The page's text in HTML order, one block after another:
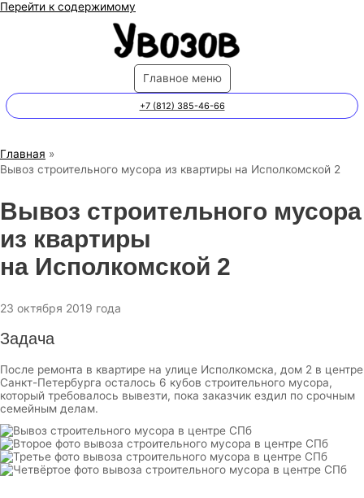
Перейти к содержимому
Главное меню
+7 (812) 385-46-66
Главная
Вывоз строительного мусора из квартиры на Исполкомской 2
Вывоз строительного мусора
из квартиры
на Исполкомской 2
23 октября 2019 года
Задача
После ремонта в квартире на улице Исполкомска, дом 2 в центре
Санкт-Петербурга осталось 6 кубов строительного мусора,
который требовалось вывезти, пока заказчик ездил по срочным
семейным делам.